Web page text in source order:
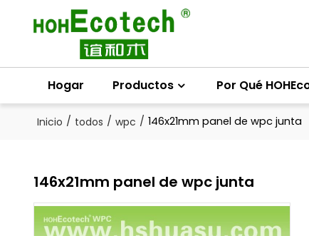
Hogar Productos Por Qué
Inicio / todos / wpc / 146x21mm panel de wpc junta
146x21mm panel de wpc junta